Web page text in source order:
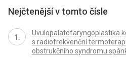
Nejčtenější v tomto čísle
Uvulopalatofaryngoplastika
s radiofrekvenční
obstrukčního syndromu